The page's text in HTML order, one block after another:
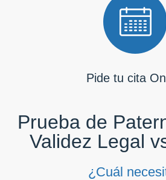
Pide tu cita
Prueba de
Validez Legal
¿Cuál